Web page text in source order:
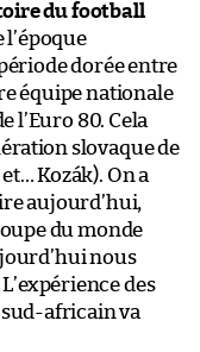
du football
l’époque
dorée entre
équipe nationale
l’Euro 80. Cela
slovaque de
Kozák). On a
aujourd’hui,
du monde
nous
des
africain va